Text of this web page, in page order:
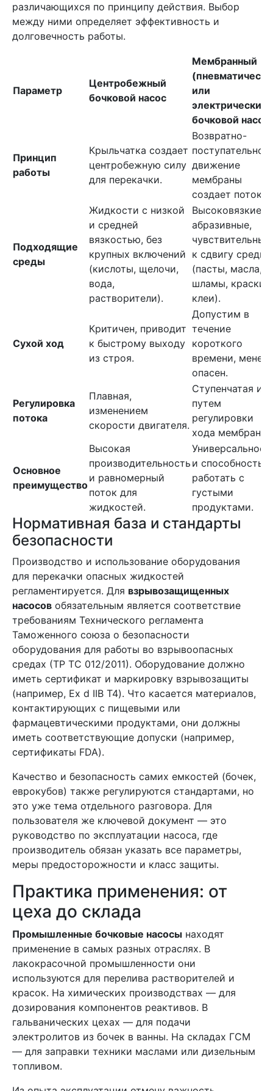
различающихся по принципу действия. Выбор
между ними определяет эффективность и
долговечность работы.
Параметр
Центробежный
бочковой насос
Мембранный
или
электрический)
бочковой насос
Принцип
работы
Крыльчатка создает
центробежную силу
для перекачки.
Возвратно-
поступательное
движение
мембраны
создает поток.
Подходящие
среды
Жидкости с низкой
и средней
вязкостью, без
крупных включений
(кислоты, щелочи,
вода,
растворители).
Высоковязкие,
абразивные,
чувствительные
к сдвигу среды
(пасты, масла,
шламы, краски,
клеи).
Сухой ход
Критичен, приводит
к быстрому выходу
из строя.
Допустим в
течение
короткого
времени, менее
опасен.
Регулировка
потока
Плавная,
изменением
скорости двигателя.
Ступенчатая
путем
регулировки
хода мембраны.
Основное
преимущество
Высокая
производительность
и равномерный
поток для
жидкостей.
и способность
работать с
густыми
продуктами.
Нормативная база и стандарты
безопасности
Производство и использование оборудования
для перекачки опасных жидкостей
регламентируется. Для взрывозащищенных
насосов обязательным является соответствие
требованиям Технического регламента
Таможенного союза о безопасности
оборудования для работы во взрывоопасных
средах (ТР ТС 012/2011). Оборудование должно
иметь сертификат и маркировку взрывозащиты
(например, Ex d IIB T4). Что касается материалов,
контактирующих с пищевыми или
фармацевтическими продуктами, они должны
иметь соответствующие допуски (например,
сертификаты FDA).
Качество и безопасность самих емкостей (бочек,
еврокубов) также регулируются стандартами, но
это уже тема отдельного разговора. Для
пользователя же ключевой документ — это
руководство по эксплуатации насоса, где
производитель обязан указать все параметры,
меры предосторожности и класс защиты.
Практика применения: от
цеха до склада
Промышленные бочковые насосы находят
применение в самых разных отраслях. В
лакокрасочной промышленности они
используются для перелива растворителей и
красок. На химических производствах — для
дозирования компонентов реактивов. В
гальванических цехах — для подачи
электролитов из бочек в ванны. На складах ГСМ
— для заправки техники маслами или дизельным
топливом.